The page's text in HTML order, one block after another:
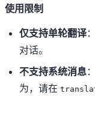
使用限制
仅支持单轮翻译
对话。
不支持系统消息
为，请在